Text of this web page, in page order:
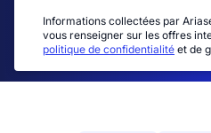
Informations collectées par
vous renseigner sur les offres
politique de confidentialité et de